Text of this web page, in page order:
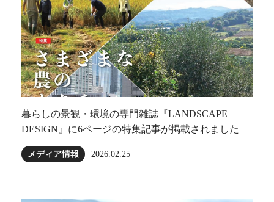
暮らしの景観・環境の専門雑誌『LANDSCAPE
DESIGN』に6ページの特集記事が掲載されました
メディア情報 2026.02.25